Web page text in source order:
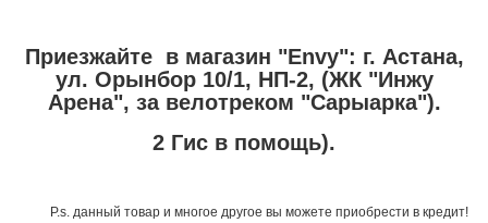
Приезжайте в магазин "Envy": г. Астана,
ул. Орынбор 10/1, НП-2, (ЖК "Инжу
Арена", за велотреком "Сарыарка").
2 Гис в помощь).
P.s. данный товар и многое другое вы можете приобрести в кредит!